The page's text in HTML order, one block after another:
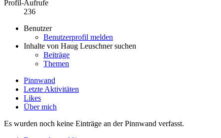
Profil-Aufrufe
236
Benutzer
Benutzerprofil melden
Inhalte von Haug Leuschner suchen
Beiträge
Themen
Pinnwand
Letzte Aktivitäten
Likes
Über mich
Es wurden noch keine Einträge an der Pinnwand verfasst.